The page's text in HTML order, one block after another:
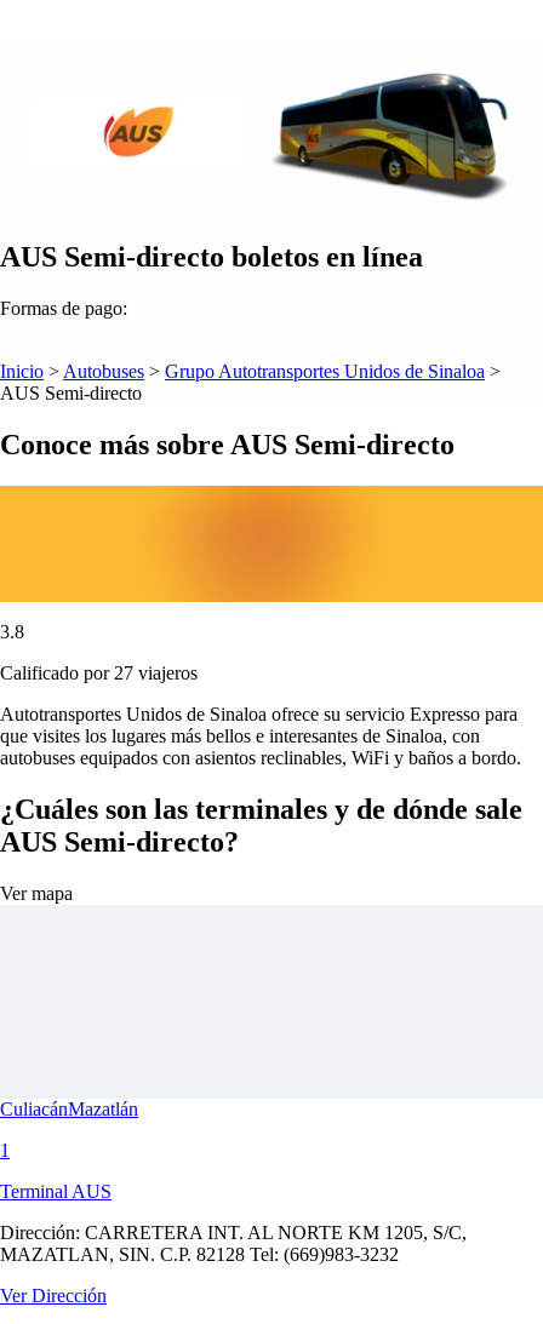
AUS Semi-directo boletos en línea
Formas de pago:
Inicio > Autobuses > Grupo Autotransportes Unidos de Sinaloa >
AUS Semi-directo
Conoce más sobre AUS Semi-directo
3.8
Calificado por 27 viajeros
Autotransportes Unidos de Sinaloa ofrece su servicio Expresso para
que visites los lugares más bellos e interesantes de Sinaloa, con
autobuses equipados con asientos reclinables, WiFi y baños a bordo.
¿Cuáles son las terminales y de dónde sale
AUS Semi-directo?
Ver mapa
CuliacánMazatlán
1
Terminal AUS
Dirección: CARRETERA INT. AL NORTE KM 1205, S/C,
MAZATLAN, SIN. C.P. 82128 Tel: (669)983-3232
Ver Dirección